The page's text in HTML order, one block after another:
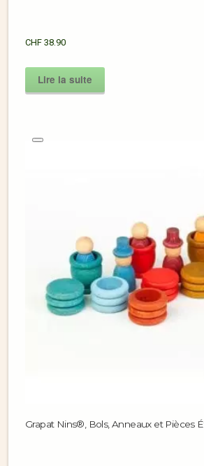
CHF 38.90
Lire la suite
Grapat Nins®, Bols, Anneaux et Pièces